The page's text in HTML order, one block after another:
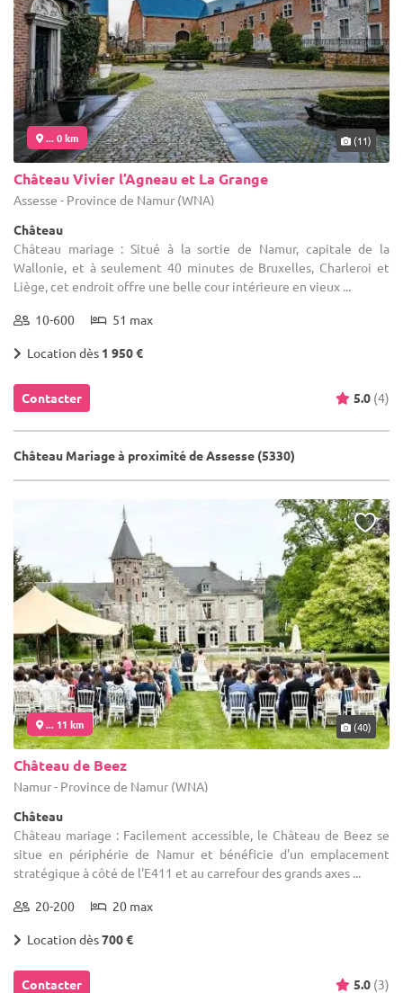
... 0 km (11)
Château Vivier l’Agneau et La Grange
Assesse - Province de Namur (WNA)
Château
Château mariage : Situé à la sortie de Namur, capitale de la
Wallonie, et à seulement 40 minutes de Bruxelles, Charleroi et
Liège, cet endroit offre une belle cour intérieure en vieux ...
10-600 51 max
Location dès 1 950 €
Contacter 5.0 (4)
Château Mariage à proximité de Assesse (5330)
... 11 km (40)
Château de Beez
Namur - Province de Namur (WNA)
Château
Château mariage : Facilement accessible, le Château de Beez se
situe en périphérie de Namur et bénéficie d'un emplacement
stratégique à côté de l'E411 et au carrefour des grands axes ...
20-200 20 max
Location dès700 €
Contacter 5.0 (3)